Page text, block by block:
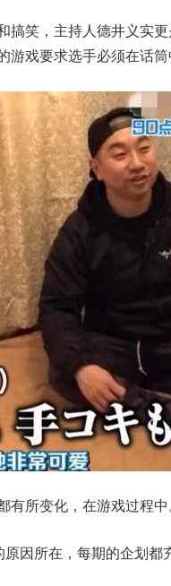
搞笑，主持人德井义实
戏要求选手必须在话筒
有所变化，在游戏过程中
因所在，每期的企划都